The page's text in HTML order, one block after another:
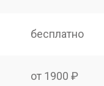
бесплатно
от 1900 ₽